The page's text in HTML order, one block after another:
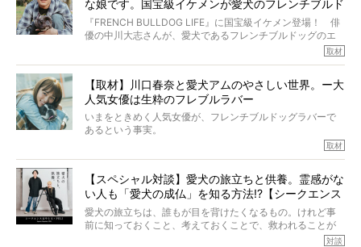
その悲しみをいますぐ解消することはできないが、話をき
いて、泣いたり笑ったりするのもいいだろう。
こんな子だった、こんなにいい子だった、ほんとうに愛し
ていたと。
ぼくらは上沼恵美子さんのご自宅へ伺って、お話をきこう
と思った。
な娘です。国宝級イケメンが愛犬のフレンチブルド
ッグと一緒に登場
『FRENCH BULLDOG LIFE』に国宝級イケメン登場！ 俳
優の中川大志さんが、愛犬であるフレンチブルドッグのエ
マちゃん（2歳の女の子）にメロメロとの情報を聞きつけ、
カエピソードが次から次へと飛び出しました。
取材
【取材】川口春奈と愛犬アムのやさしい世界。ー大
人気女優は生粋のフレブルラバー
いまをときめく人気女優が、フレンチブルドッグラバーで
あるという事実。
とりを目の当たりにするほどに、そのフレンチブルドッグ
愛がわたしたちのそれとまったく同じであることに、なん
だかうれしくなってしまったのでした。
春奈さんとアムちゃんのすてきな暮らしを、BUHI編集長の
小西がいつくしみながら、切り取らせていただきます。
取材
【スペシャル対談】愛犬の旅立ちと供養。霊感がな
い人も「愛犬の成仏」を知る方法!?【シークエンス
はやとも×PELI】
愛犬の旅立ちは、誰もが目を背けたくなるもの。けれど事
前に知っておくこと、考えておくことで、救われることが
対談